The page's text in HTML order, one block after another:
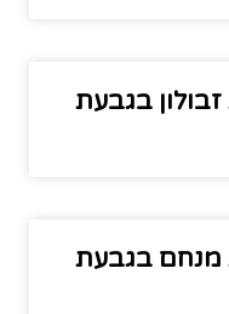
בגבעת
בגבעת